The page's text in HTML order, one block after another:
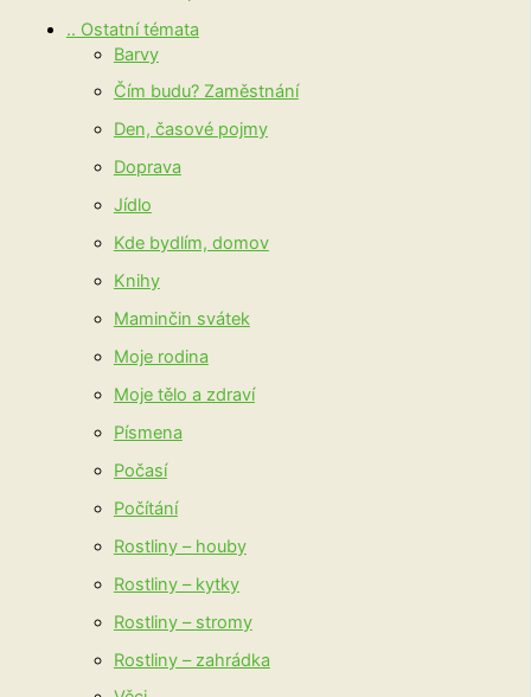
.. Ostatní témata
Barvy
Čím budu? Zaměstnání
Den, časové pojmy
Doprava
Jídlo
Kde bydlím, domov
Knihy
Maminčin svátek
Moje rodina
Moje tělo a zdraví
Písmena
Počasí
Počítání
Rostliny – houby
Rostliny – kytky
Rostliny – stromy
Rostliny – zahrádka